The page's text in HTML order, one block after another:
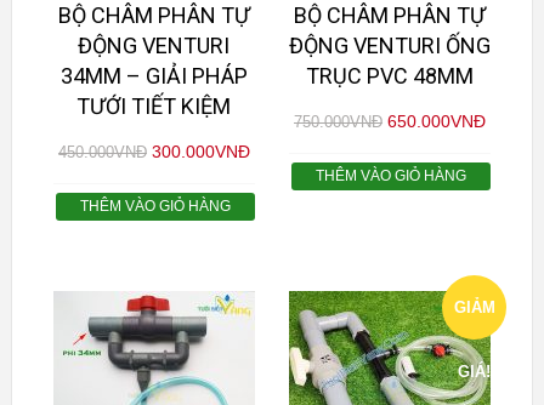
BỘ CHÂM PHÂN TỰ
ĐỘNG VENTURI
34MM – GIẢI PHÁP
TƯỚI TIẾT KIỆM
450.000VNĐ 300.000VNĐ
THÊM VÀO GIỎ HÀNG
BỘ CHÂM PHÂN TỰ
ĐỘNG VENTURI ỐNG
TRỤC PVC 48MM
750.000VNĐ 650.000VNĐ
THÊM VÀO GIỎ HÀNG
GIẢM
GIÁ!